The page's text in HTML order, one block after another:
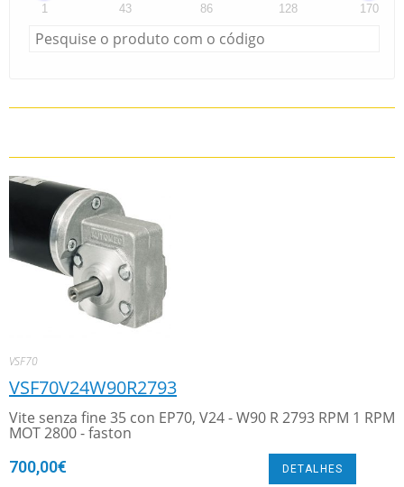
1 43 86 128 170
VSF70
VSF70V24W90R2793
Vite senza fine 35 con EP70, V24 - W90 R 2793 RPM 1 RPM
MOT 2800 - faston
700,00€ DETALHES